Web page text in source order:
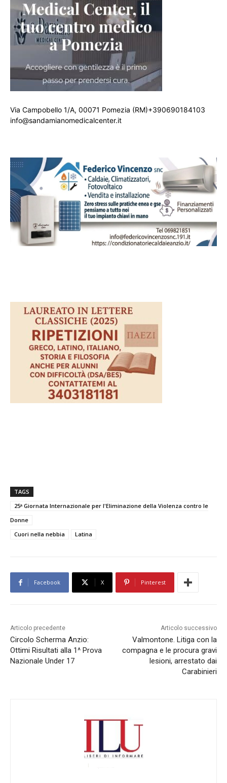
Via Campobello 1/A, 00071 Pomezia (RM)+390690184103
info@sandamianomedicalcenter.it
TAGS
25ᵃ Giornata Internazionale per l'Eliminazione della Violenza contro le
Donne
Cuori nella nebbia
Latina
Facebook X Pinterest
Articolo precedente
Circolo Scherma Anzio:
Ottimi Risultati alla 1^ Prova
Nazionale Under 17
Articolo successivo
Valmontone. Litiga con la
compagna e le procura gravi
lesioni, arrestato dai
Carabinieri